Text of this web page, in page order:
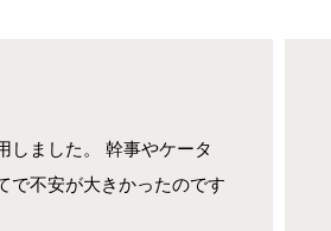
しました。 幹事やケータ
で不安が大きかったのです